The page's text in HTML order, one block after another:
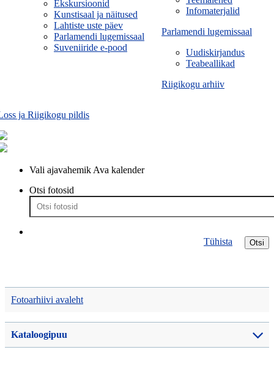
Infomaterjalid
Parlamendi lugemissaal
Uudiskirjandus
Teabeallikad
Riigikogu arhiiv
Ekskursioonid
Kunstisaal ja näitused
Lahtiste uste päev
Parlamendi lugemissaal
Suveniiride e-pood
ja Riigikogu pildis
Vali ajavahemik Ava kalender
Otsi fotosid
Otsi
Tühista
Fotoarhiivi avaleht
Kataloogipuu